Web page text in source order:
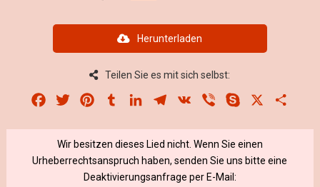
Herunterladen
Teilen Sie es mit sich selbst:
Facebook
Twitter PinterestTumblrLinkedInTelegram
VK Viber Skype
Wir besitzen dieses Lied nicht. Wenn Sie einen
Urheberrechtsanspruch haben, senden Sie uns bitte eine
Deaktivierungsanfrage per E-Mail: